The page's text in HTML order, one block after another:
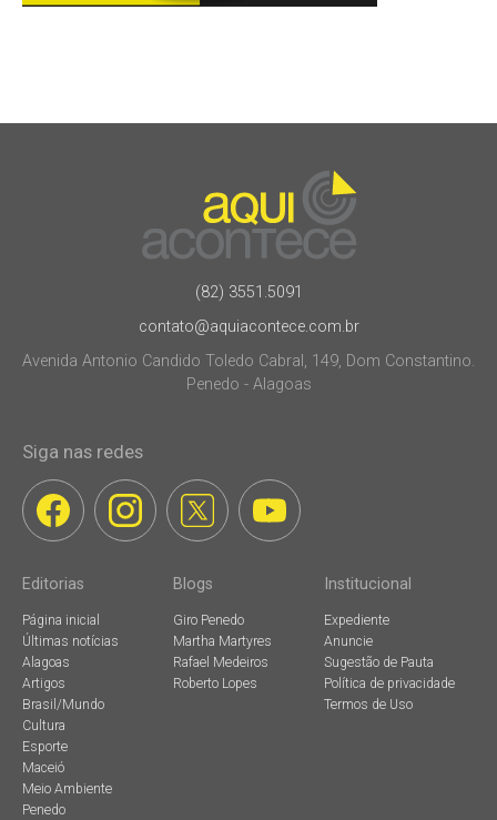
(82) 3551.5091
contato@aquiacontece.com.br
Avenida Antonio Candido Toledo Cabral, 149, Dom Constantino.
Penedo - Alagoas
Siga nas redes
Editorias
Página inicial
Últimas notícias
Alagoas
Artigos
Brasil/Mundo
Cultura
Esporte
Maceió
Meio Ambiente
Penedo
Blogs
Giro Penedo
Martha Martyres
Rafael Medeiros
Roberto Lopes
Institucional
Expediente
Anuncie
Sugestão de Pauta
Política de privacidade
Termos de Uso